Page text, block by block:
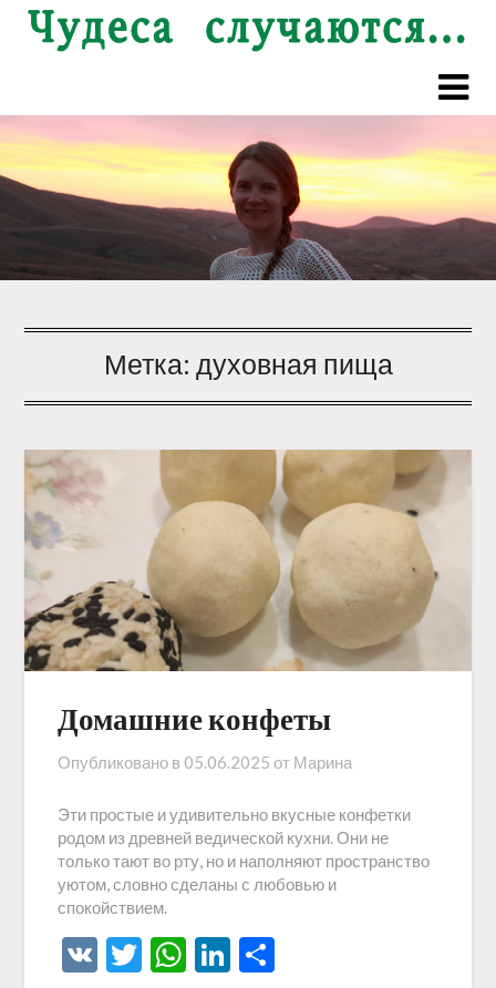
Перейти
Метка: духовная пища
Домашние конфеты
Опубликовано в 05.06.2025 от Марина
Эти простые и удивительно вкусные конфетки
родом из древней ведической кухни. Они не
только тают во рту, но и наполняют пространство
уютом, словно сделаны с любовью и
спокойствием.
VK Twitter
WhatsApp
LinkedIn